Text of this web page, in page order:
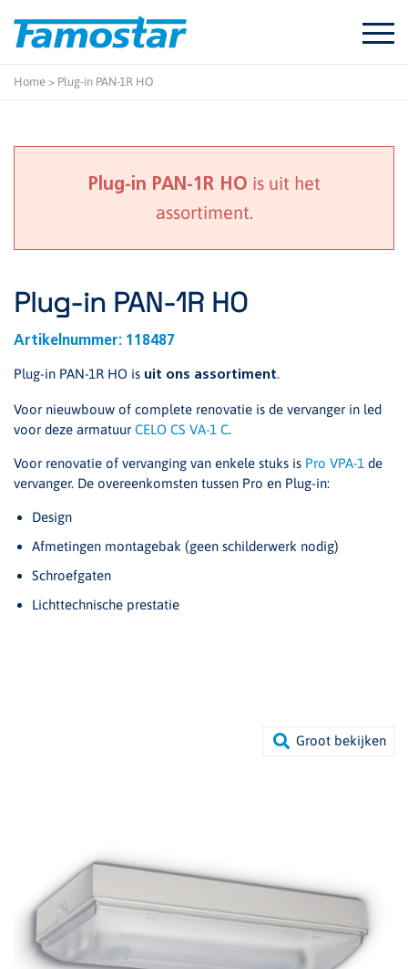
content
Home > Plug-in PAN-1R HO
Plug-in PAN-1R HO is uit het
assortiment.
Plug-in PAN-1R HO
Artikelnummer: 118487
Plug-in PAN-1R HO is uit ons assortiment.
Voor nieuwbouw of complete renovatie is de vervanger in led
voor deze armatuur CELO CS VA-1 C.
Voor renovatie of vervanging van enkele stuks is Pro VPA-1 de
vervanger. De overeenkomsten tussen Pro en Plug-in:
Design
Afmetingen montagebak (geen schilderwerk nodig)
Schroefgaten
Lichttechnische prestatie